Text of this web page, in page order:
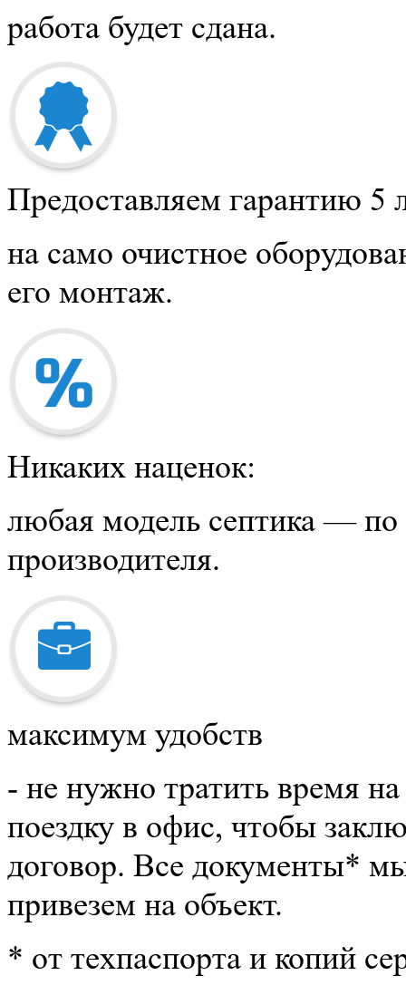
работа будет сдана.
Предоставляем гарантию 5
на само очистное
его монтаж.
Никаких наценок:
любая модель септика — по
производителя.
максимум удобств
- не нужно тратить время на
поездку в офис, чтобы
договор. Все документы*
привезем на объект.
* от техпаспорта и копий